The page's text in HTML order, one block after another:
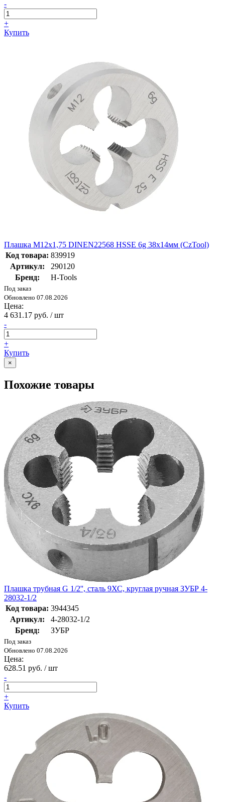
-
+
Купить
Плашка М12х1,75 DINEN22568 HSSE 6g 38х14мм (CzTool)
Код товара: 839919
Артикул:
290120
Бренд:
H-Tools
Под заказ
Обновлено 07.08.2026
Цена:
4 631.17 руб. / шт
-
+
Купить
×
Похожие товары
Плашка трубная G 1/2'', сталь 9ХС, круглая ручная ЗУБР 4-
28032-1/2
Код товара: 3944345
Артикул:
4-28032-1/2
Бренд:
ЗУБР
Под заказ
Обновлено 07.08.2026
Цена:
628.51 руб. / шт
-
+
Купить